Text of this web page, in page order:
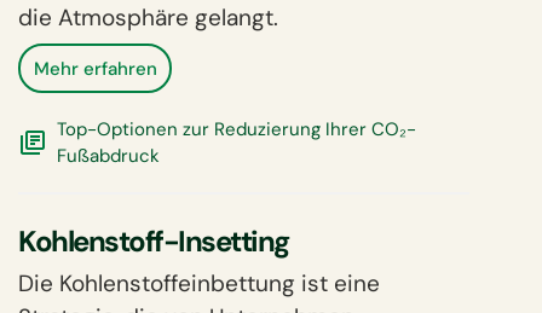
die Atmosphäre gelangt.
Mehr erfahren
Top-Optionen zur Reduzierung Ihrer CO₂-
Fußabdruck
Kohlenstoff-Insetting
Die Kohlenstoffeinbettung ist eine